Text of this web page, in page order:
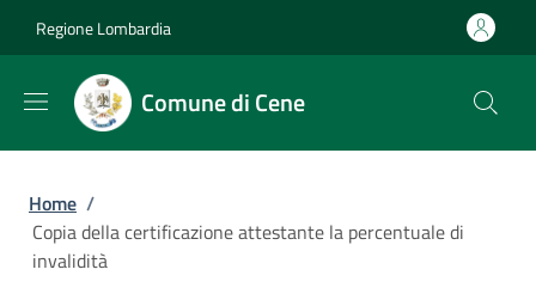
Regione Lombardia
Comune di Cene
Briciole di pane
Home /
Copia della certificazione attestante la percentuale di
invalidità